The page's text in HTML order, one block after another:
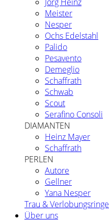
Jörg Heinz
Meister
Nesper
Ochs Edelstahl
Palido
Pesavento
Demeglio
Schaffrath
Schwab
Scout
Serafino Consoli
DIAMANTEN
Heinz Mayer
Schaffrath
PERLEN
Autore
Gellner
Yana Nesper
Trau & Verlobungsringe
Über uns